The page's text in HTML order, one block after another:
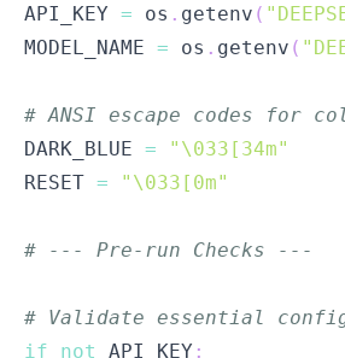
API_KEY = os . getenv (
MODEL_NAME = os . getenv (
# ANSI escape codes for
DARK_BLUE =
"\033[34m"
RESET = "\033[0m"
# --- Pre-run Checks ---
# Validate essential
if
not API_KEY :